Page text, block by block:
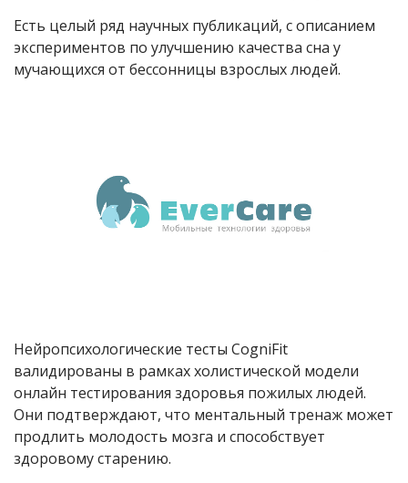
Есть целый ряд научных публикаций, с описанием
экспериментов по улучшению качества сна у
мучающихся от бессонницы взрослых людей.
Нейропсихологические тесты CogniFit
валидированы в рамках холистической модели
онлайн тестирования здоровья пожилых людей.
Они подтверждают, что ментальный тренаж может
продлить молодость мозга и способствует
здоровому старению.